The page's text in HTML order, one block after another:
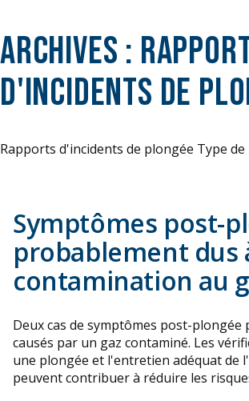
Archives :
d'incidents de
Rapports d'incidents de plongée Type de
Symptômes post-
probablement dus
contamination au
Deux cas de symptômes post-
causés par un gaz contaminé. Les
une plongée et l'entretien adéquat de
peuvent contribuer à réduire les